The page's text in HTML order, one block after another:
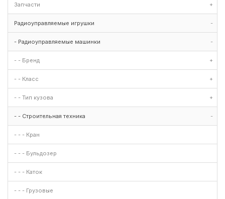
Запчасти +
Радиоуправляемые игрушки -
- Радиоуправляемые машинки -
- - Бренд +
- - Класс +
- - Тип кузова +
- - Строительная техника -
- - - Кран
- - - Бульдозер
- - - Каток
- - - Грузовые